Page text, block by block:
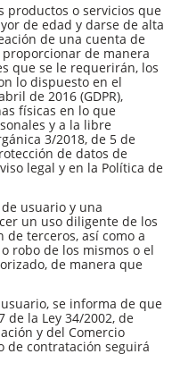
productos o servicios que
de edad y darse de alta
de una cuenta de
proporcionar de manera
que se le requerirán, los
lo dispuesto en el
de 2016 (GDPR),
físicas en lo que
y a la libre
3/2018, de 5 de
de datos de
legal y en la Política de
usuario y una
un uso diligente de los
de terceros, así como a
robo de los mismos o el
de manera que
se informa de que
la Ley 34/2002, de
y del Comercio
de contratación seguirá